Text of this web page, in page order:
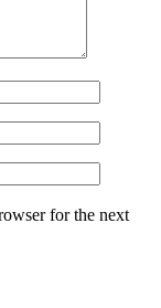
for the next